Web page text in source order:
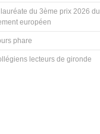
du 3ème prix 2026 du
européen
phare
lecteurs de gironde